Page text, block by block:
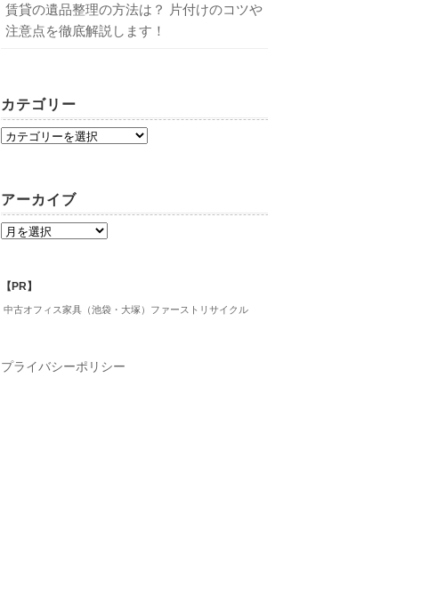
賃貸の遺品整理の方法は？ 片付けのコツや
注意点を徹底解説します！
カテゴリー
アーカイブ
【PR】
中古オフィス家具（池袋・大塚）ファーストリサイクル
プライバシーポリシー